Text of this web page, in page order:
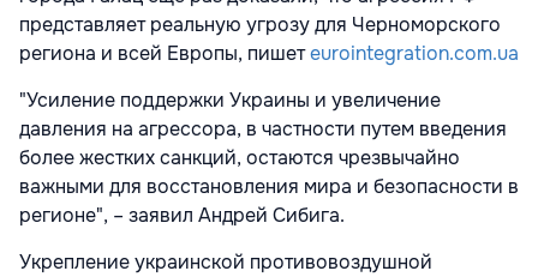
представляет реальную угрозу для Черноморского
региона и всей Европы, пишетeurointegration.com.ua
"Усиление поддержки Украины и увеличение
давления на агрессора, в частности путем введения
более жестких санкций, остаются чрезвычайно
важными для восстановления мира и безопасности в
регионе", – заявил Андрей Сибига.
Укрепление украинской противовоздушной